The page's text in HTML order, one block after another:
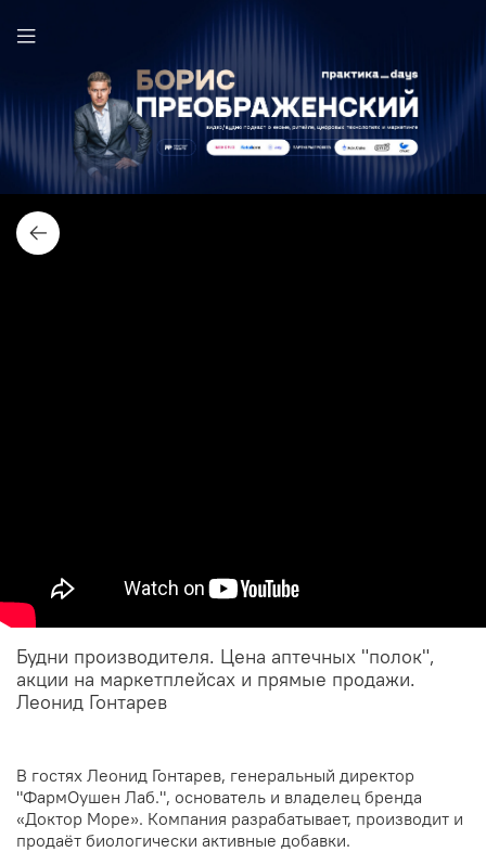
Будни производителя. Цена аптечных "полок",
акции на маркетплейсах и прямые продажи.
Леонид Гонтарев
В гостях Леонид Гонтарев, генеральный директор
"ФармОушен Лаб.", основатель и владелец бренда
«Доктор Море». Компания разрабатывает, производит и
продаёт биологически активные добавки.